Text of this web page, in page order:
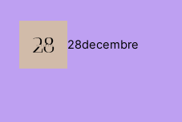
contenu
28decembre